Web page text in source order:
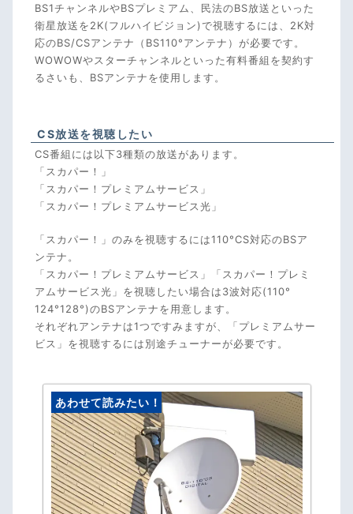
BS1チャンネルやBSプレミアム、民法のBS放送といった
衛星放送を2K(フルハイビジョン)で視聴するには、2K対
応のBS/CSアンテナ（BS110°アンテナ）が必要です。
WOWOWやスターチャンネルといった有料番組を契約す
るさいも、BSアンテナを使用します。
CS放送を視聴したい
CS番組には以下3種類の放送があります。
「スカパー！」
「スカパー！プレミアムサービス」
「スカパー！プレミアムサービス光」
「スカパー！」のみを視聴するには110°CS対応のBSア
ンテナ。
「スカパー！プレミアムサービス」「スカパー！プレミ
アムサービス光」を視聴したい場合は3波対応(110°
124°128°)のBSアンテナを用意します。
それぞれアンテナは1つですみますが、「プレミアムサー
ビス」を視聴するには別途チューナーが必要です。
あわせて読みたい！